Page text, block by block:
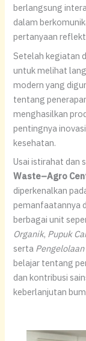
berlangsung
dalam
pertanyaan
Setelah kegiatan
untuk melihat
modern yang
tentang
menghasilkan
pentingnya
kesehatan.
Usai istirahat dan
Waste–Agro
diperkenalkan
pemanfaatannya
berbagai unit
Organik, Pupuk
serta
belajar tentang
dan kontribusi
keberlanjutan